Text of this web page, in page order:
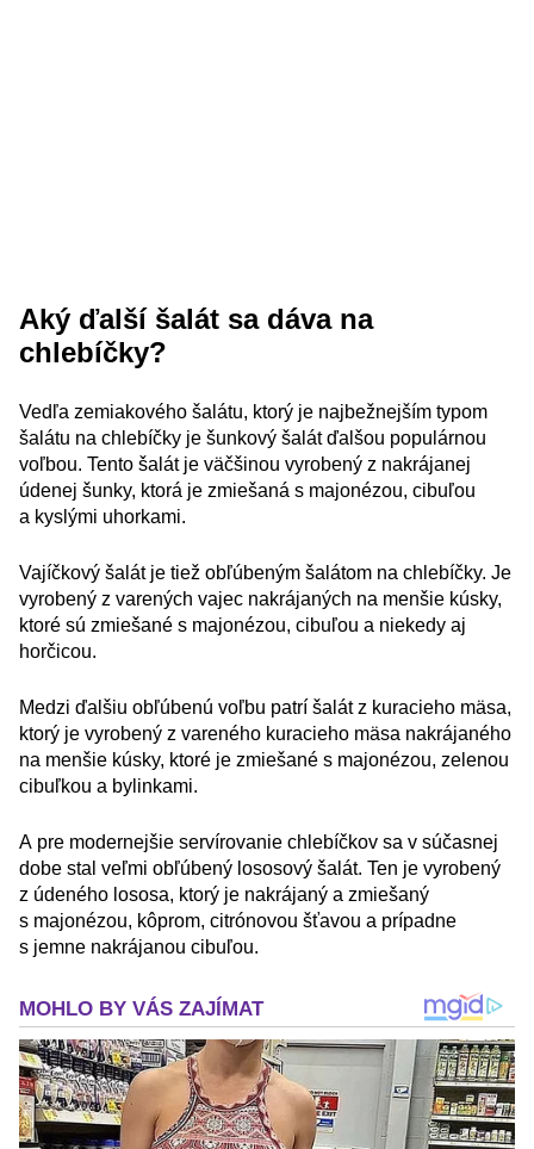
Aký ďalší šalát sa dáva na
chlebíčky?
Vedľa zemiakového šalátu, ktorý je najbežnejším typom
šalátu na chlebíčky je šunkový šalát ďalšou populárnou
voľbou. Tento šalát je väčšinou vyrobený z nakrájanej
údenej šunky, ktorá je zmiešaná s majonézou, cibuľou
a kyslými uhorkami.
Vajíčkový šalát je tiež obľúbeným šalátom na chlebíčky. Je
vyrobený z varených vajec nakrájaných na menšie kúsky,
ktoré sú zmiešané s majonézou, cibuľou a niekedy aj
horčicou.
Medzi ďalšiu obľúbenú voľbu patrí šalát z kuracieho mäsa,
ktorý je vyrobený z vareného kuracieho mäsa nakrájaného
na menšie kúsky, ktoré je zmiešané s majonézou, zelenou
cibuľkou a bylinkami.
A pre modernejšie servírovanie chlebíčkov sa v súčasnej
dobe stal veľmi obľúbený lososový šalát. Ten je vyrobený
z údeného lososa, ktorý je nakrájaný a zmiešaný
s majonézou, kôprom, citrónovou šťavou a prípadne
s jemne nakrájanou cibuľou.